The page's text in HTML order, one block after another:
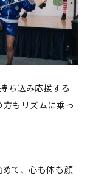
ち込み応援する
もリズムに乗っ
て、心も体も顔